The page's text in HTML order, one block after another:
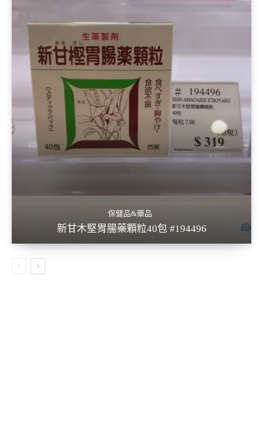
保健品&藥品
新甘木堅胃腸藥顆粒40包 #194496